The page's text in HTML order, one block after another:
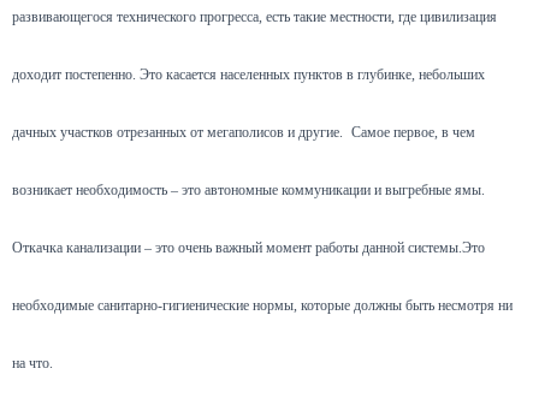
развивающегося технического прогресса, есть такие местности, где цивилизация
доходит постепенно. Это касается населенных пунктов в глубинке, небольших
дачных участков отрезанных от мегаполисов и другие. Самое первое, в чем
возникает необходимость – это автономные коммуникации и выгребные ямы.
Откачка канализации – это очень важный момент работы данной системы.Это
необходимые санитарно-гигиенические нормы, которые должны быть несмотря ни
на что.